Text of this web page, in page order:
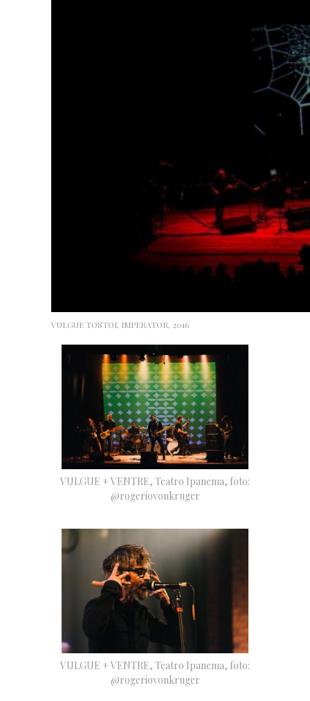
VULGUE TOSTOI, IMPERATOR, 2016
VULGUE + VENTRE, Teatro Ipanema, foto:
@rogeriovonkruger
VULGUE + VENTRE, Teatro Ipanema, foto:
@rogeriovonkruger